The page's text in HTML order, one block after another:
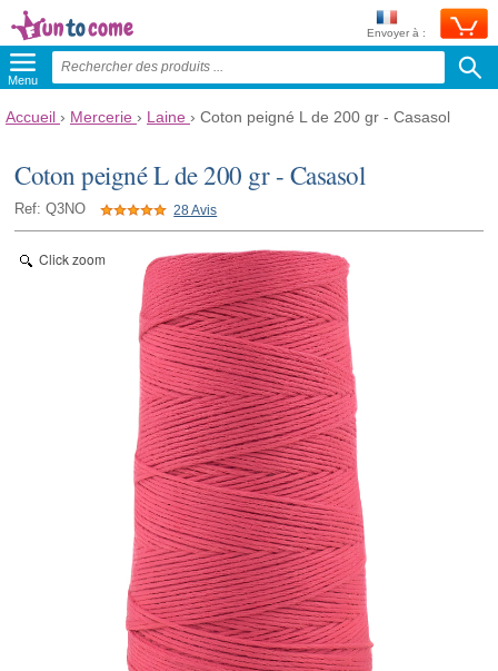
Envoyer à :
Menu
Accueil › Mercerie › Laine › Coton peigné L de 200 gr - Casasol
Coton peigné L de 200 gr - Casasol
Ref: Q3NO 28 Avis
Click zoom